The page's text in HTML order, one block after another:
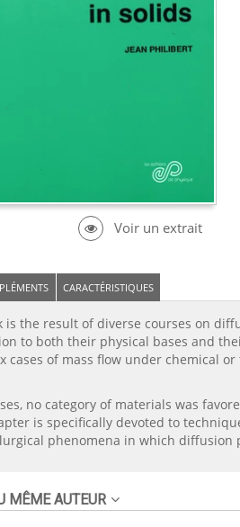
CARACTÉRISTIQUES
is the result of diverse courses on
to both their physical bases and
cases of mass flow under chemical
no category of materials was
is specifically devoted to
phenomena in which diffusion
MÊME AUTEUR